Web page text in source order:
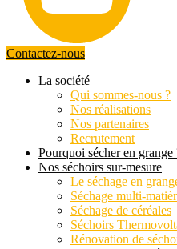
Contactez-nous
La société
Qui sommes-nous ?
Nos réalisations
Nos partenaires
Recrutement
Pourquoi sécher en grange
Nos séchoirs sur-mesure
Le séchage en
Séchage multi-
Séchage de céréales
Séchoirs
Rénovation de